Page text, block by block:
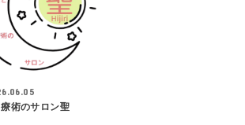
術のサロン聖